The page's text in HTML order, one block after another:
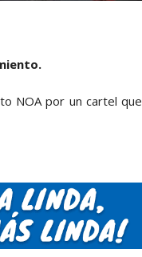
NOA por un cartel que